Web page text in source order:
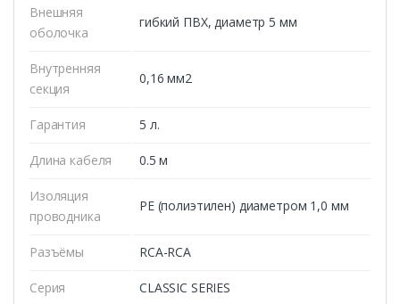
Внешняя
оболочка
гибкий ПВХ, диаметр 5 мм
Внутренняя
секция
0,16 мм2
Гарантия 5 л.
Длина кабеля 0.5 м
Изоляция
проводника
PE (полиэтилен) диаметром 1,0 мм
Разъёмы RCA-RCA
Серия CLASSIC SERIES